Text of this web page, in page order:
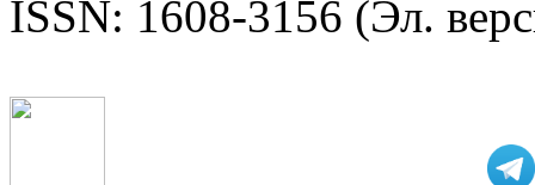
ISSN: 1608-3156 (Эл.